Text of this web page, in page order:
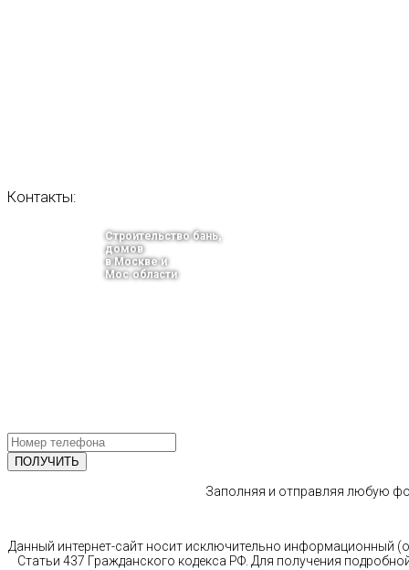
Контакты:
Строительство бань,
домов
в Москве и
Мос.области
Заполняя и отправляя любую
Данный интернет-сайт носит исключительно информационный
Статьи 437 Гражданского кодекса РФ. Для получения